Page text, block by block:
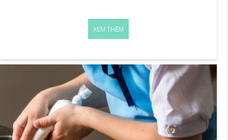
XEM THÊM